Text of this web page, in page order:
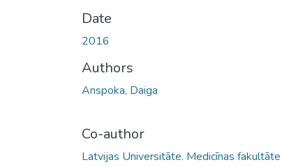
Date
2016
Authors
Anspoka, Daiga
Co-author
Latvijas Universitāte. Medicīnas fakultāte